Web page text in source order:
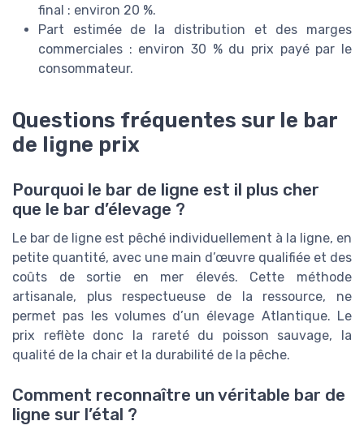
final : environ 20 %.
Part estimée de la distribution et des marges
commerciales : environ 30 % du prix payé par le
consommateur.
Questions fréquentes sur le bar
de ligne prix
Pourquoi le bar de ligne est il plus cher
que le bar d’élevage ?
Le bar de ligne est pêché individuellement à la ligne, en
petite quantité, avec une main d’œuvre qualifiée et des
coûts de sortie en mer élevés. Cette méthode
artisanale, plus respectueuse de la ressource, ne
permet pas les volumes d’un élevage Atlantique. Le
prix reflète donc la rareté du poisson sauvage, la
qualité de la chair et la durabilité de la pêche.
Comment reconnaître un véritable bar de
ligne sur l’étal ?